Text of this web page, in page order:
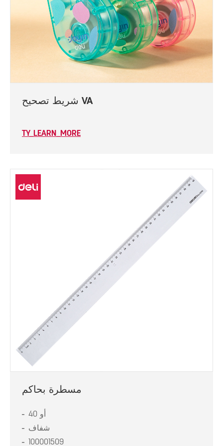
شريط تصحيح VA
TY_LEARN_MORE
مسطرة بحاكم
40 أو
شفاف
100001509